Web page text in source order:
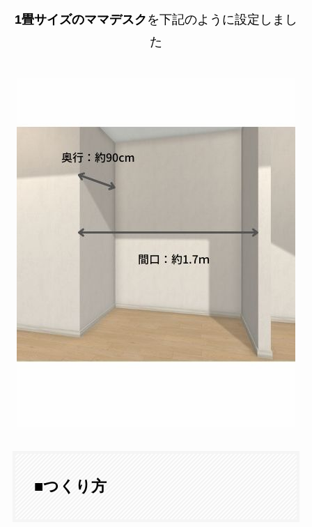
1畳サイズのママデスク を下記のように設定しまし
た
■つくり方